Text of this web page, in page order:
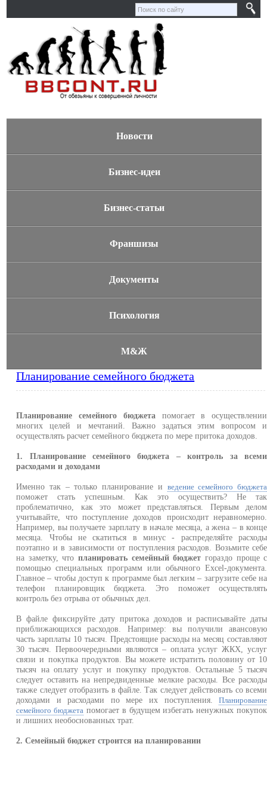
Новости
Бизнес-идеи
Бизнес-статьи
Франшизы
Документы
Психология
М&Ж
Планирование семейного бюджета
Планирование семейного бюджета помогает в осуществлении
многих целей и мечтаний. Важно задаться этим вопросом и
осуществлять расчет семейного бюджета по мере притока доходов.
1. Планирование семейного бюджета – контроль за всеми
расходами и доходами
Именно так – только планирование и ведение семейного бюджета
поможет стать успешным. Как это осуществить? Не так
проблематично, как это может представляться. Первым делом
учитывайте, что поступление доходов происходит неравномерно.
Например, вы получаете зарплату в начале месяца, а жена – в конце
месяца. Чтобы не скатиться в минус - распределяйте расходы
поэтапно и в зависимости от поступления расходов. Возьмите себе
на заметку, чтопланировать семейный бюджет гораздо проще с
помощью специальных программ или обычного Excel-документа.
Главное – чтобы доступ к программе был легким – загрузите себе на
телефон планировщик бюджета. Это поможет осуществлять
контроль без отрыва от обычных дел.
В файле фиксируйте дату притока доходов и расписывайте даты
приближающихся расходов. Например: вы получили авансовую
часть зарплаты 10 тысяч. Предстоящие расходы на месяц составляют
30 тысяч. Первоочередными являются – оплата услуг ЖКХ, услуг
связи и покупка продуктов. Вы можете истратить половину от 10
тысяч на оплату услуг и покупку продуктов. Остальные 5 тысяч
следует оставить на непредвиденные мелкие расходы. Все расходы
также следует отобразить в файле. Так следует действовать со всеми
доходами и расходами по мере их поступления.Планирование
семейного бюджета помогает в будущем избегать ненужных покупок
и лишних необоснованных трат.
2. Семейный бюджет строится на планировании